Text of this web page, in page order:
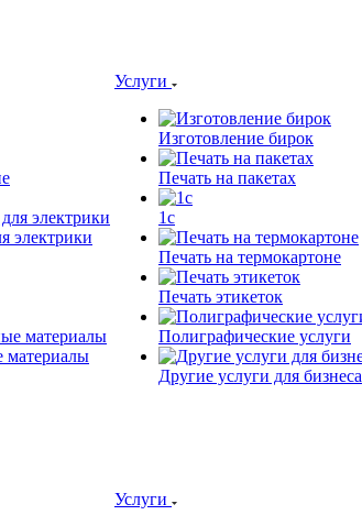
электрики
материалы
Услуги
Изготовление бирок
Печать на пакетах
1c
Печать на термокартоне
Печать этикеток
Полиграфические услуги
Другие услуги для бизнеса
Услуги